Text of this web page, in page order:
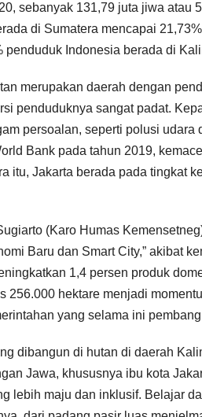
sebanyak 131,79 juta jiwa atau
di Sumatera mencapai
Indonesia berada di
merupakan daerah dengan
penduduknya sangat padat.
persoalan, seperti polusi udara
Bank pada tahun 2019,
itu, Jakarta berada pada tingkat
(Karo Humas
Baru dan Smart City,” akibat
1,4 persen produk
256.000 hektare menjadi
yang selama ini
dibangun di hutan di daerah
Jawa, khususnya ibu kota
lebih maju dan inklusif. Belajar